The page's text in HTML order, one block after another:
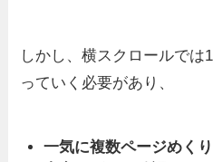
しかし、横スクロールでは
っていく必要があり、
一気に複数ページめく